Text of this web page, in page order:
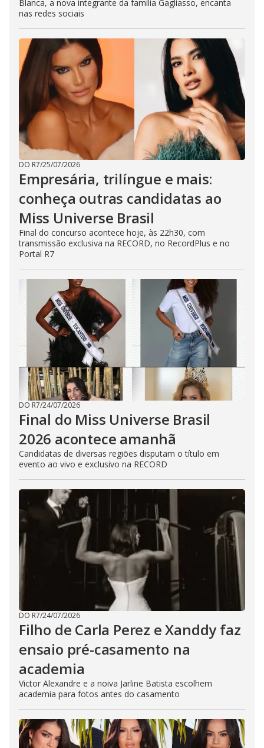
Blanca, a nova integrante da família Gagliasso, encanta
nas redes sociais
DO R7/25/07/2026
Empresária, trilíngue e mais:
conheça outras candidatas ao
Miss Universe Brasil
Final do concurso acontece hoje, às 22h30, com
transmissão exclusiva na RECORD, no RecordPlus e no
Portal R7
DO R7/24/07/2026
Final do Miss Universe Brasil
2026 acontece amanhã
Candidatas de diversas regiões disputam o título em
evento ao vivo e exclusivo na RECORD
DO R7/24/07/2026
Filho de Carla Perez e Xanddy faz
ensaio pré-casamento na
academia
Victor Alexandre e a noiva Jarline Batista escolhem
academia para fotos antes do casamento